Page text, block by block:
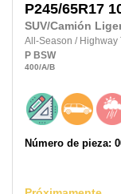
P245/65R17
SUV/Camión
All-Season / Highway
P BSW
400/A/B
Número de pieza: